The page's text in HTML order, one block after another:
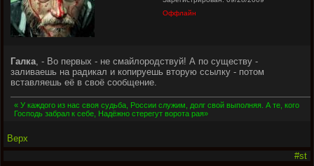
Оффлайн
Галка , - Во первых - не смайлородствуй! А по существу -
заливаешь на радикал и копируешь вторую ссылку - потом
вставляешь её в своё сообщение.
« У каждого из нас своя судьба, России служим, долг свой выполняя. А те, кого
Господь забрал к себе, Надёжно стерегут ворота рая»
Верх
#st